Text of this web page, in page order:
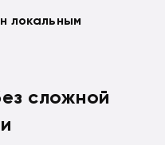
локальным
сложной